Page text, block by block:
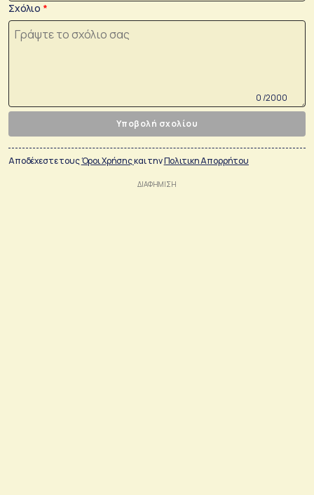
Σχόλιο
0 /2000
Υποβολή σχολίου
Αποδέχεστε τουςΌροι Χρήσηςκαι τηνΠολιτικη Απορρήτου